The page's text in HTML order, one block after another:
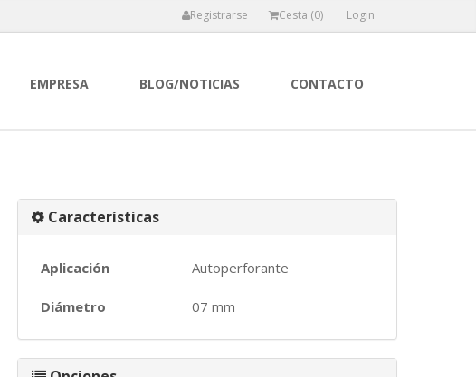
Registrarse Cesta (0) Login
EMPRESA BLOG/NOTICIAS CONTACTO
Características
Aplicación Autoperforante
Diámetro 07 mm